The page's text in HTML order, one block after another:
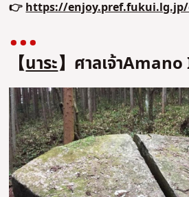
👉https://
【นาระ】ศาลเจ้า